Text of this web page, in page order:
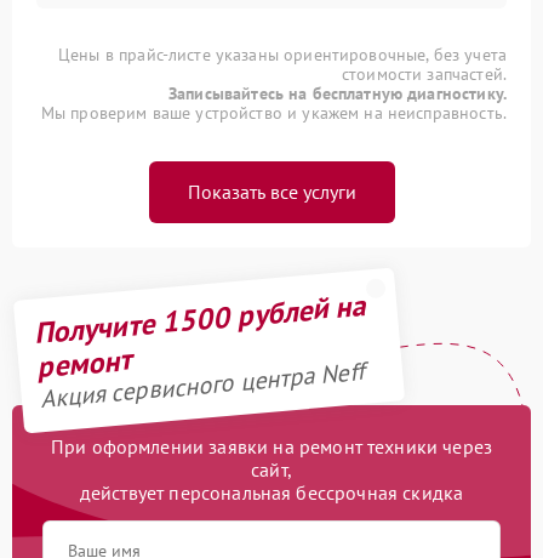
Цены в прайс-листе указаны ориентировочные, без учета
стоимости запчастей.
Записывайтесь на бесплатную диагностику.
Мы проверим ваше устройство и укажем на неисправность.
Показать все услуги
Получите 1500 рублей на
ремонт
Акция сервисного центра Neff
При оформлении заявки на ремонт техники через
сайт,
действует персональная бессрочная скидка